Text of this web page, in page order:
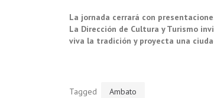
La jornada cerrará con
La Dirección de Cultura y Turismo
viva la tradición y proyecta una
Tagged Ambato